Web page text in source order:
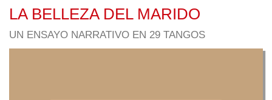
LA BELLEZA DEL MARIDO
UN ENSAYO NARRATIVO EN 29 TANGOS